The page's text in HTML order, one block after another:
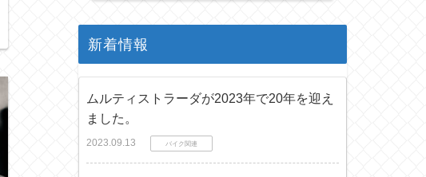
新着情報
ムルティストラーダが2023年で20年を迎え
ました。
2023.09.13 バイク関連